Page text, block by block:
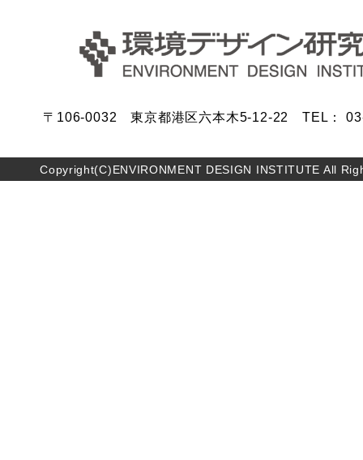
〒106-0032 東京都港区六本木5-12-22 TEL：
Copyright(C)ENVIRONMENT DESIGN INSTITUTE All